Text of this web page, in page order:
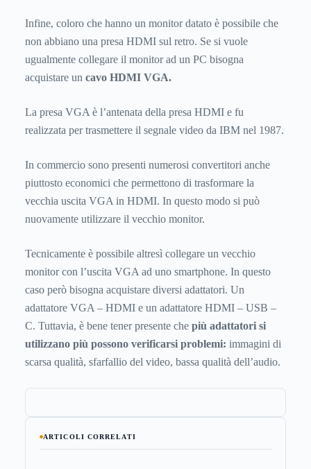
Infine, coloro che hanno un monitor datato è possibile che
non abbiano una presa HDMI sul retro. Se si vuole
ugualmente collegare il monitor ad un PC bisogna
acquistare un cavo HDMI VGA.
La presa VGA è l’antenata della presa HDMI e fu
realizzata per trasmettere il segnale video da IBM nel 1987.
In commercio sono presenti numerosi convertitori anche
piuttosto economici che permettono di trasformare la
vecchia uscita VGA in HDMI. In questo modo si può
nuovamente utilizzare il vecchio monitor.
Tecnicamente è possibile altresì collegare un vecchio
monitor con l’uscita VGA ad uno smartphone. In questo
caso però bisogna acquistare diversi adattatori. Un
adattatore VGA – HDMI e un adattatore HDMI – USB –
C. Tuttavia, è bene tener presente che più adattatori si
utilizzano più possono verificarsi problemi: immagini di
scarsa qualità, sfarfallio del video, bassa qualità dell’audio.
ARTICOLI CORRELATI